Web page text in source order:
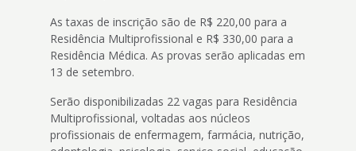
As taxas de inscrição são de R$ 220,00 para a
Residência Multiprofissional e R$ 330,00 para a
Residência Médica. As provas serão aplicadas em
13 de setembro.
Serão disponibilizadas 22 vagas para Residência
Multiprofissional, voltadas aos núcleos
profissionais de enfermagem, farmácia, nutrição,